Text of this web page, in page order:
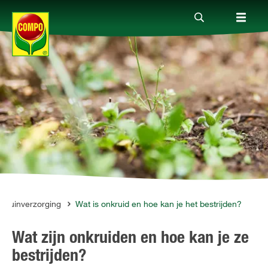
Producten
Advies
Thema's
Tot je dienst
Onderneming
Tuinverzorging Wat is onkruid en hoe kan je het bestrijden?
Wat zijn onkruiden en hoe kan je ze
bestrijden?